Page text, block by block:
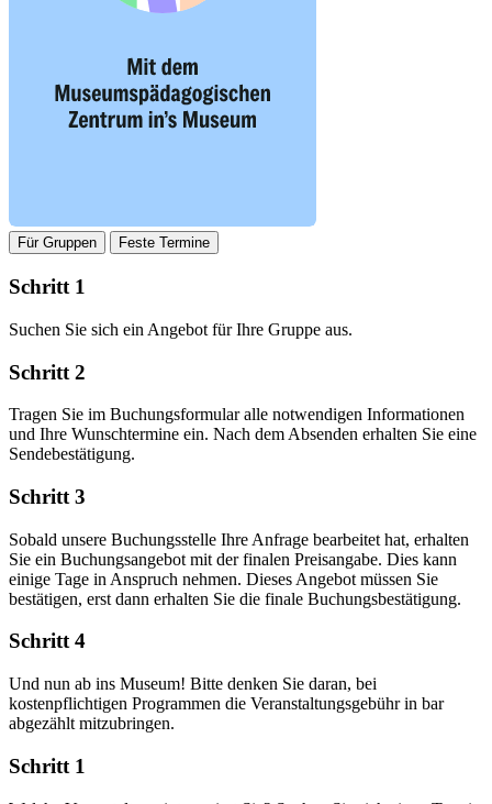
Für Gruppen Feste Termine
Schritt 1
Suchen Sie sich ein Angebot für Ihre Gruppe aus.
Schritt 2
Tragen Sie im Buchungsformular alle notwendigen Informationen
und Ihre Wunschtermine ein. Nach dem Absenden erhalten Sie eine
Sendebestätigung.
Schritt 3
Sobald unsere Buchungsstelle Ihre Anfrage bearbeitet hat, erhalten
Sie ein Buchungsangebot mit der finalen Preisangabe. Dies kann
einige Tage in Anspruch nehmen. Dieses Angebot müssen Sie
bestätigen, erst dann erhalten Sie die finale Buchungsbestätigung.
Schritt 4
Und nun ab ins Museum! Bitte denken Sie daran, bei
kostenpflichtigen Programmen die Veranstaltungsgebühr in bar
abgezählt mitzubringen.
Schritt 1